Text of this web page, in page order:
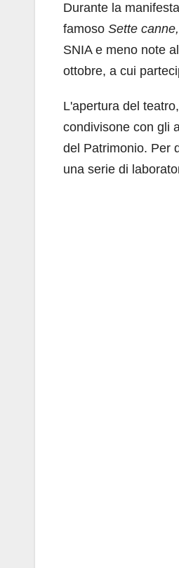
Durante la
famoso Sette
SNIA e meno note
ottobre, a cui
L'apertura del
condivisone con gli
del Patrimonio. Per
una serie di